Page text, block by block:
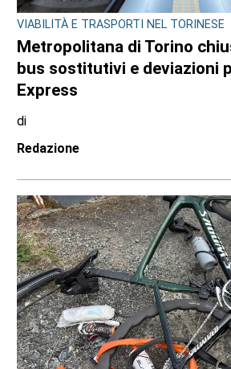
VIABILITÀ E TRASPORTI NEL TORINESE
Metropolitana di Torino
bus sostitutivi e deviazioni
Express
di
Redazione